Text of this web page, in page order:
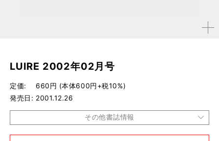
拡大す
LUIRE 2002年02月号
定価
660円 (本体600円+税10%)
発売日
2001.12.26
その他書誌情報